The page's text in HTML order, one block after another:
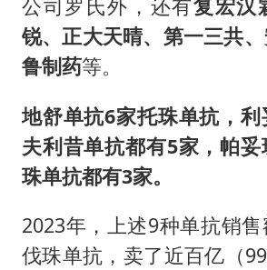
公司罗氏外，还有复宏汉
锐、正大天晴、第一三共
鲁制药等。
地舒单抗6家托珠单抗，
夫利昔单抗都有5家，帕
珠单抗都有3家。
2023年，上述9种单抗销
伐珠单抗，卖了近百亿（